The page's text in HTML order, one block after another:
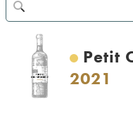
Petit
2021